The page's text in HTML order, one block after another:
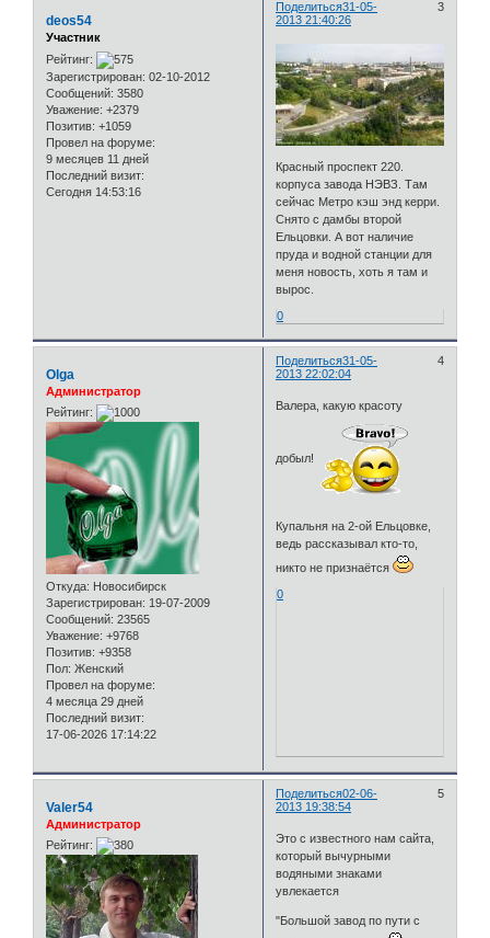
Поделиться 3
31-05-
2013 21:40:26
deos54
Участник
Рейтинг:
Зарегистрирован: 02-10-2012
Сообщений: 3580
Уважение: +2379
Позитив: +1059
Провел на форуме:
9 месяцев 11 дней
Последний визит:
Сегодня 14:53:16
Красный проспект 220.
корпуса завода НЭВЗ. Там
сейчас Метро кэш энд керри.
Снято с дамбы второй
Ельцовки. А вот наличие
пруда и водной станции для
меня новость, хоть я там и
вырос.
0
Поделиться 4
31-05-
2013 22:02:04
Olga
Администратор
Рейтинг:
Откуда: Новосибирск
Зарегистрирован: 19-07-2009
Сообщений: 23565
Уважение: +9768
Позитив: +9358
Пол: Женский
Провел на форуме:
4 месяца 29 дней
Последний визит:
17-06-2026 17:14:22
Валера, какую красоту
добыл!
Купальня на 2-ой Ельцовке,
ведь рассказывал кто-то,
никто не признаётся
0
Поделиться 5
02-06-
2013 19:38:54
Valer54
Администратор
Рейтинг:
Это с известного нам сайта,
который вычурными
водяными знаками
увлекается
"Большой завод по пути с